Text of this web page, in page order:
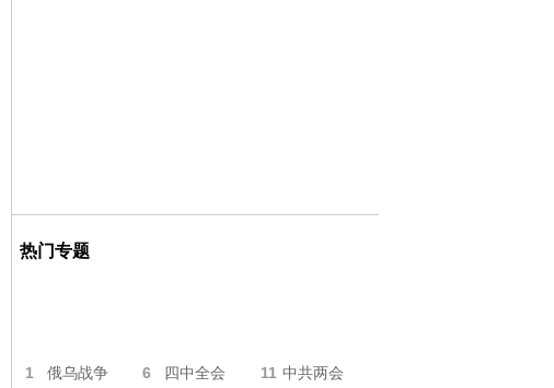
热门专题
1 俄乌战争 6 四中全会 11 中共两会